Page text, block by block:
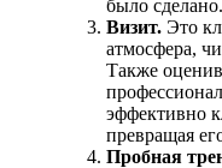
было сделано.
Визит. Это
атмосфера,
Также
эффективно
превращая
Пробная